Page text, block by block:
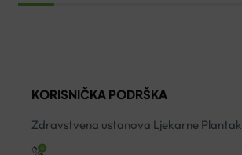
količina
1000ML
KORISNIČKA PODRŠKA
Zdravstvena ustanova Ljekarne Plantak